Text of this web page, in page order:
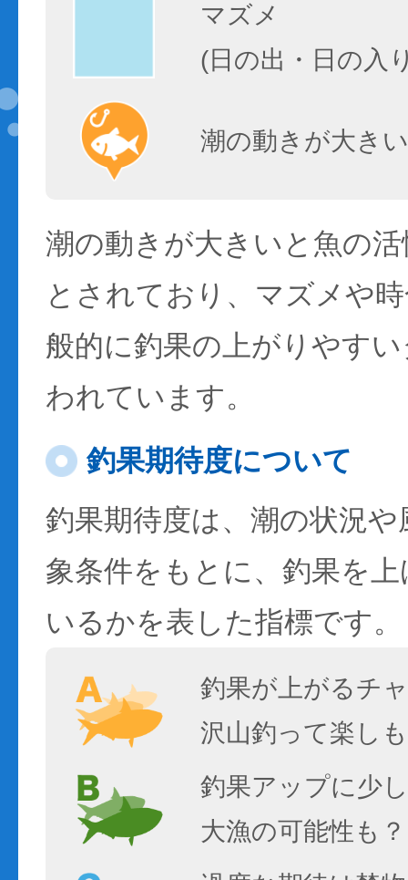
マズメ
(日の出・日の入
潮の動きが大き
潮の動きが大きいと魚の
とされており、マズメや
般的に釣果の上がりやす
われています。
釣果期待度について
釣果期待度は、潮の状況
象条件をもとに、釣果を
いるかを表した指標です。
釣果が上がるチ
沢山釣って楽し
釣果アップに少
大漁の可能性も？